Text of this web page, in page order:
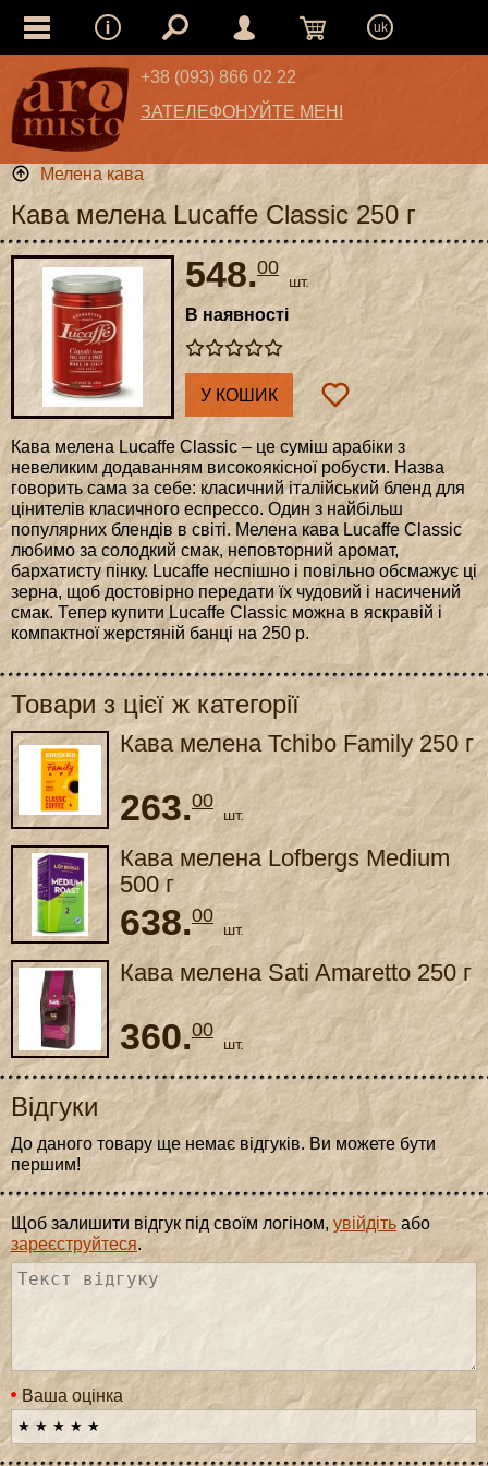
uk
+38 (093) 866 02 22
ЗАТЕЛЕФОНУЙТЕ МЕНІ
Мелена кава
Кава мелена Lucaffe Classic 250 г
548.00
шт.
В наявності
У КОШИК
Кава мелена Lucaffe Classic – це суміш арабіки з
невеликим додаванням високоякісної робусти. Назва
говорить сама за себе: класичний італійський бленд для
цінителів класичного еспрессо. Один з найбільш
популярних блендів в світі. Мелена кава Lucaffe Classic
любимо за солодкий смак, неповторний аромат,
бархатисту пінку. Lucaffe неспішно і повільно обсмажує ці
зерна, щоб достовірно передати їх чудовий і насичений
смак. Тепер купити Lucaffe Classic можна в яскравій і
компактної жерстяній банці на 250 р.
Товари з цієї ж категорії
Кава мелена Tchibo Family 250 г
263.00
шт.
Кава мелена Lofbergs Medium
500 г
638.00
шт.
Кава мелена Sati Amaretto 250 г
360.00
шт.
Відгуки
До даного товару ще немає відгуків. Ви можете бути
першим!
Щоб залишити відгук під своїм логіном, увійдітьабо
зареєструйтеся.
Ваша оцінка